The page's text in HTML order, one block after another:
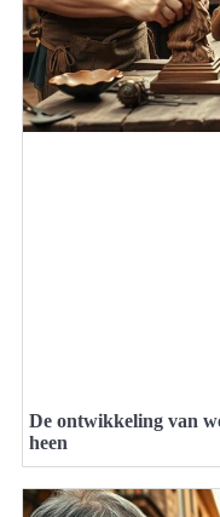
De ontwikkeling van
heen